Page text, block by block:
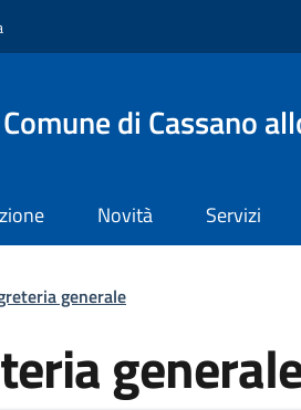
Comune di Cassano
Novità Servizi
di pane
generale